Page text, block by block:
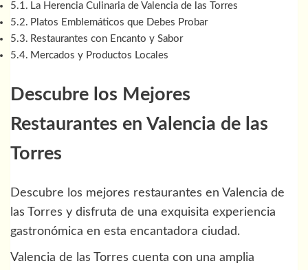
La Herencia Culinaria de Valencia de las Torres
Platos Emblemáticos que Debes Probar
Restaurantes con Encanto y Sabor
Mercados y Productos Locales
Descubre los Mejores
Restaurantes en Valencia de las
Torres
Descubre los mejores restaurantes en Valencia de
las Torres y disfruta de una exquisita experiencia
gastronómica en esta encantadora ciudad.
Valencia de las Torres cuenta con una amplia